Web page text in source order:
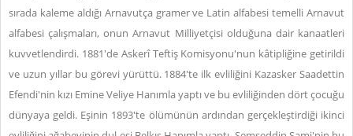
sırada kaleme aldığı Arnavutça gramer ve Latin alfabesi temelli Arnavut
alfabesi çalışmaları, onun Arnavut Milliyetçisi olduğuna dair kanaatleri
kuvvetlendirdi. 1881'de Askerî Teftiş Komisyonu'nun kâtipliğine getirildi
ve uzun yıllar bu görevi yürüttü. 1884'te ilk evliliğini Kazasker Saadettin
Efendi'nin kızı Emine Veliye Hanımla yaptı ve bu evliliğinden dört çocuğu
dünyaya geldi. Eşinin 1893'te ölümünün ardından gerçekleştirdiği ikinci